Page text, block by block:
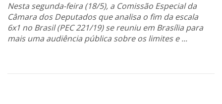
Nesta segunda-feira (18/5), a Comissão Especial da
Câmara dos Deputados que analisa o fim da escala
6x1 no Brasil (PEC 221/19) se reuniu em Brasília para
mais uma audiência pública sobre os limites e ...